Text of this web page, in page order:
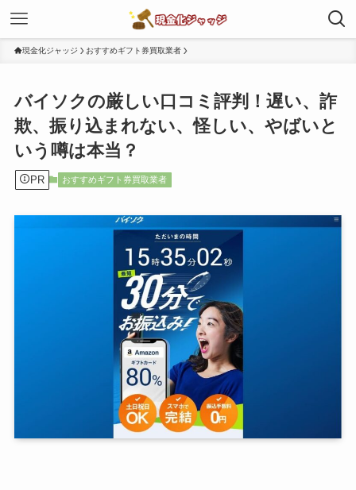
現金化ジャッジ おすすめギフト券買取業者
バイソクの厳しい口コミ評判！遅い、詐
欺、振り込まれない、怪しい、やばいと
いう噂は本当？
PR おすすめギフト券買取業者